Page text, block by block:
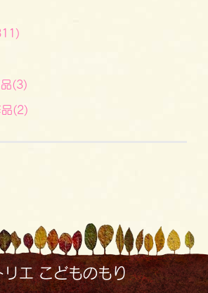
(3)
(2)
リエ こどものもり